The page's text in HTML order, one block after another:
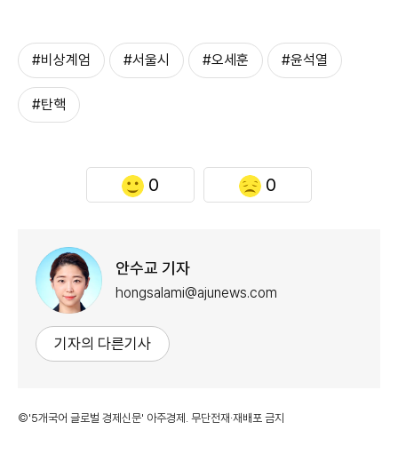
#비상계엄 #서울시 #오세훈 #윤석열
#탄핵
0 0
안수교 기자
hongsalami@ajunews.com
기자의 다른기사
©'5개국어 글로벌 경제신문' 아주경제. 무단전재·재배포 금지